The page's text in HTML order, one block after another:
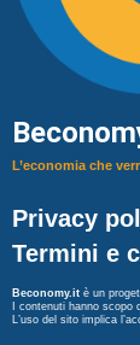
L’economia che
Privacy
Termini e
Beconomy.it è un
I contenuti hanno
L’uso del sito implica